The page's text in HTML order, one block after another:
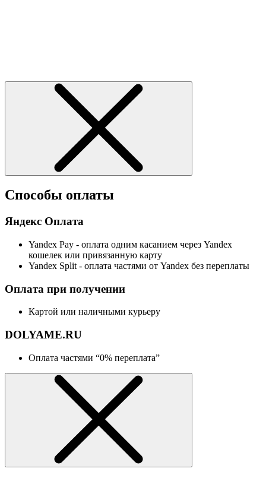
Способы оплаты
Яндекс Оплата
Yandex Pay - оплата одним касанием через Yandex
кошелек или привязанную карту
Yandex Split - оплата частями от Yandex без переплаты
Оплата при получении
Картой или наличными курьеру
DOLYAME.RU
Оплата частями “0% переплата”